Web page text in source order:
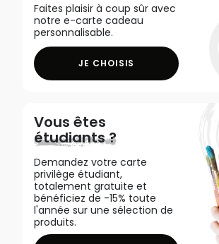
Faites plaisir à coup sûr avec
notre e-carte cadeau
personnalisable.
JE CHOISIS
Vous êtes
étudiants ?
Demandez votre carte
privilège étudiant,
totalement gratuite et
bénéficiez de -15% toute
l'année sur une sélection de
produits.